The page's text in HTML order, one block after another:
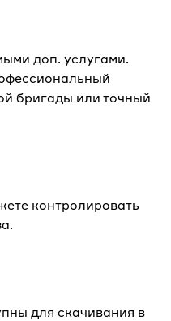
доп. услугами.
бригады или точный
контролировать
для скачивания в